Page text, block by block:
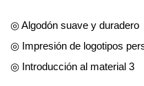
◎ Algodón suave y duradero
◎ Impresión de logotipos
◎ Introducción al material 3